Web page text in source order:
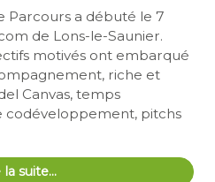
Parcours a débuté le 7
de Lons-le-Saunier.
motivés ont embarqué
riche et
Canvas, temps
codéveloppement, pitchs
la suite…